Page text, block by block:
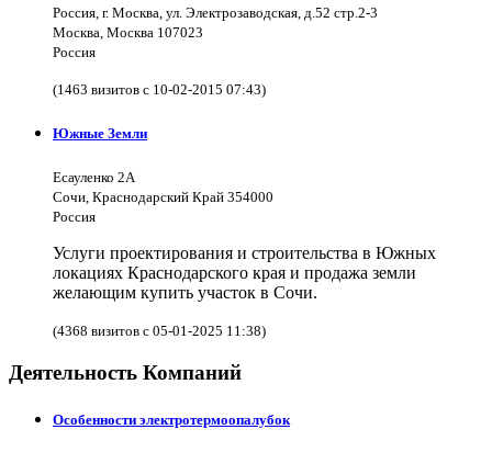
Россия, г. Москва, ул. Электрозаводская, д.52 стр.2-3
Москва, Москва 107023
Россия
(1463 визитов с 10-02-2015 07:43)
Южные Земли
Есауленко 2А
Сочи, Краснодарский Край 354000
Россия
Услуги проектирования и строительства в Южных
локациях Краснодарского края и продажа земли
желающим купить участок в Сочи.
(4368 визитов с 05-01-2025 11:38)
Деятельность Компаний
Особенности электротермоопалубок